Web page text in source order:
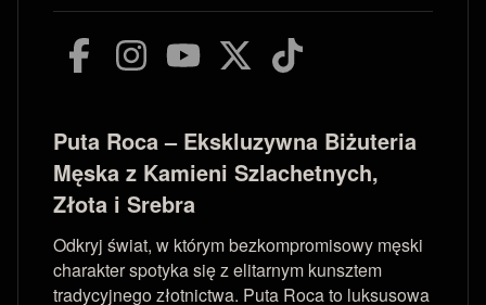
Puta Roca – Ekskluzywna Biżuteria
Męska z Kamieni Szlachetnych,
Złota i Srebra
Odkryj świat, w którym bezkompromisowy męski
charakter spotyka się z elitarnym kunsztem
tradycyjnego złotnictwa. Puta Roca to luksusowa